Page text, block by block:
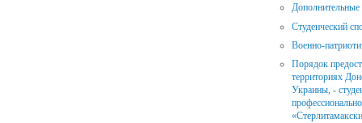
Студенческий
Военно-
Порядок
территориях
Украины, -